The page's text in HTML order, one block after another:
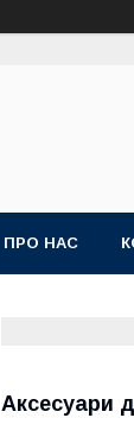
ПРО НАС
Аксесуари